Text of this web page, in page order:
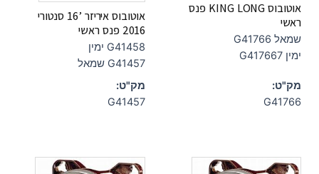
אוטובוס KING LONG פנס
ראשי
שמאל G41766
ימין G417667
מק"ט:
G41766
אוטובוס איריזר ’16 סנטורי
2016 פנס ראשי
G41458 ימין
G41457 שמאל
מק"ט:
G41457